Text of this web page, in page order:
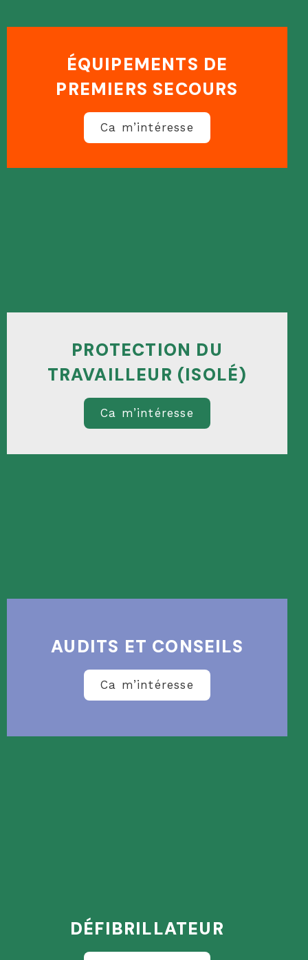
ÉQUIPEMENTS DE
PREMIERS SECOURS
Ca m’intéresse
PROTECTION DU
TRAVAILLEUR (ISOLÉ)
Ca m’intéresse
AUDITS ET CONSEILS
Ca m’intéresse
DÉFIBRILLATEUR